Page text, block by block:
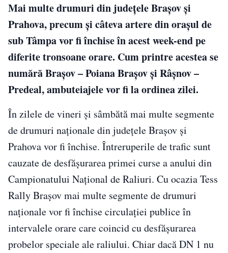
Mai multe drumuri din județele Brașov și
Prahova, precum și câteva artere din orașul de
sub Tâmpa vor fi închise în acest week-end pe
diferite tronsoane orare. Cum printre acestea se
numără Brașov – Poiana Brașov și Râșnov –
Predeal, ambuteiajele vor fi la ordinea zilei.
În zilele de vineri și sâmbătă mai multe segmente
de drumuri naționale din județele Brașov și
Prahova vor fi închise. Întreruperile de trafic sunt
cauzate de desfășurarea primei curse a anului din
Campionatului Național de Raliuri. Cu ocazia Tess
Rally Brașov mai multe segmente de drumuri
naționale vor fi închise circulației publice în
intervalele orare care coincid cu desfășurarea
probelor speciale ale raliului. Chiar dacă DN 1 nu